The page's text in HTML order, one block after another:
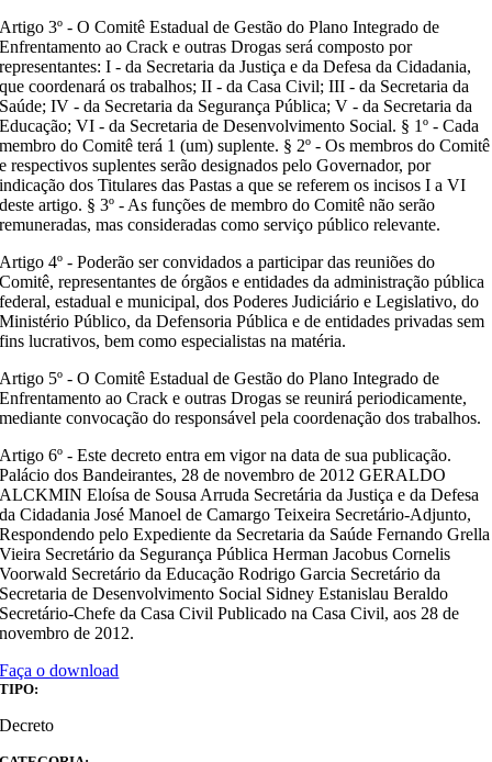
Artigo 3º - O Comitê Estadual de Gestão do Plano Integrado de
Enfrentamento ao Crack e outras Drogas será composto por
representantes: I - da Secretaria da Justiça e da Defesa da Cidadania,
que coordenará os trabalhos; II - da Casa Civil; III - da Secretaria da
Saúde; IV - da Secretaria da Segurança Pública; V - da Secretaria da
Educação; VI - da Secretaria de Desenvolvimento Social. § 1º - Cada
membro do Comitê terá 1 (um) suplente. § 2º - Os membros do Comitê
e respectivos suplentes serão designados pelo Governador, por
indicação dos Titulares das Pastas a que se referem os incisos I a VI
deste artigo. § 3º - As funções de membro do Comitê não serão
remuneradas, mas consideradas como serviço público relevante.
Artigo 4º - Poderão ser convidados a participar das reuniões do
Comitê, representantes de órgãos e entidades da administração pública
federal, estadual e municipal, dos Poderes Judiciário e Legislativo, do
Ministério Público, da Defensoria Pública e de entidades privadas sem
fins lucrativos, bem como especialistas na matéria.
Artigo 5º - O Comitê Estadual de Gestão do Plano Integrado de
Enfrentamento ao Crack e outras Drogas se reunirá periodicamente,
mediante convocação do responsável pela coordenação dos trabalhos.
Artigo 6º - Este decreto entra em vigor na data de sua publicação.
Palácio dos Bandeirantes, 28 de novembro de 2012 GERALDO
ALCKMIN Eloísa de Sousa Arruda Secretária da Justiça e da Defesa
da Cidadania José Manoel de Camargo Teixeira Secretário-Adjunto,
Respondendo pelo Expediente da Secretaria da Saúde Fernando Grella
Vieira Secretário da Segurança Pública Herman Jacobus Cornelis
Voorwald Secretário da Educação Rodrigo Garcia Secretário da
Secretaria de Desenvolvimento Social Sidney Estanislau Beraldo
Secretário-Chefe da Casa Civil Publicado na Casa Civil, aos 28 de
novembro de 2012.
Faça o download
TIPO:
Decreto